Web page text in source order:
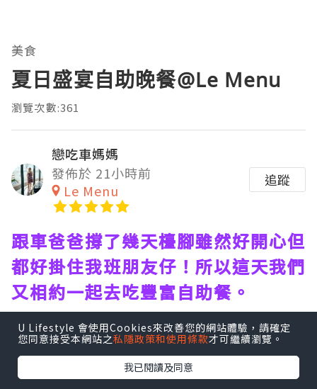
美食
夏日盛宴自助晚餐@Le Menu
瀏覽次數:361
戀吃車媽媽
發佈於 21小時前
Le Menu
追蹤
跟車爸爸撐了幾天檯腳雖然好開心但
都好掛住我班朋友仔！所以這天我們
又相約一起去吃豐富自助餐。
U Lifestyle 會使用Cookies來改善您的網站體驗，請確定
您同意接受本網站之私隱政策和使用條款才可繼續瀏覽。
我已閱讀及同意